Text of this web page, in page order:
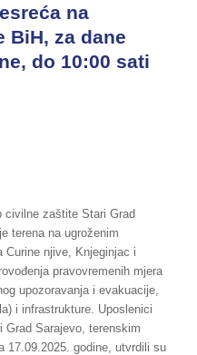
na
BiH, za dane
do 10:00 sati
civilne zaštite Stari Grad
terena na ugroženim
Curine njive, Knjeginjac i
pravovremenih mjera
upozoravanja i evakuacije,
i infrastrukture. Uposlenici
Sarajevo, terenskim
17.09.2025. godine, utvrdili su